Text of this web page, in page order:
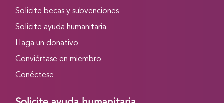
Solicite becas y subvenciones
Solicite ayuda humanitaria
Haga un donativo
Conviértase en miembro
Conéctese